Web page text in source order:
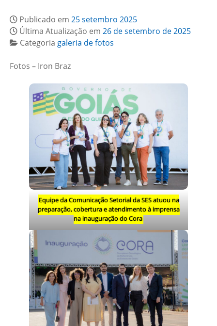
Publicado em 25 setembro 2025
Última Atualização em 26 de setembro de 2025
Categoria galeria de fotos
Fotos – Iron Braz
Equipe da Comunicação Setorial da SES atuou na
preparação, cobertura e atendimento à imprensa
na inauguração do Cora